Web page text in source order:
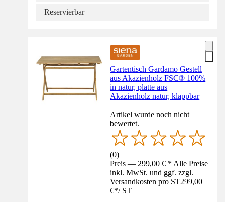
Reservierbar
Gartentisch Gardamo Gestell
aus Akazienholz FSC® 100%
in natur, platte aus
Akazienholz natur, klappbar
Artikel wurde noch nicht
bewertet.
(0)
Preis — 299,00 € * Alle Preise
inkl. MwSt. und ggf. zzgl.
Versandkosten pro ST299,00
€*/ ST